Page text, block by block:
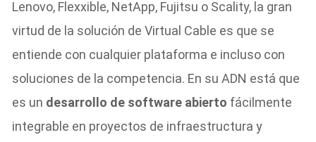
Lenovo, Flexxible, NetApp, Fujitsu o Scality, la gran
virtud de la solución de Virtual Cable es que se
entiende con cualquier plataforma e incluso con
soluciones de la competencia. En su ADN está que
es un desarrollo de software abierto fácilmente
integrable en proyectos de infraestructura y